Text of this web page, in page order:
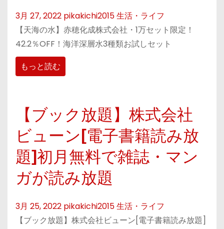
3月 27, 2022 pikakichi2015生活・ライフ
【天海の水】赤穂化成株式会社・1万セット限定！
42.2％OFF！海洋深層水3種類お試しセット
もっと読む
【ブック放題】株式会社
ビューン[電子書籍読み放
題]初月無料で雑誌・マン
ガが読み放題
3月 25, 2022 pikakichi2015生活・ライフ
【ブック放題】株式会社ビューン[電子書籍読み放題]